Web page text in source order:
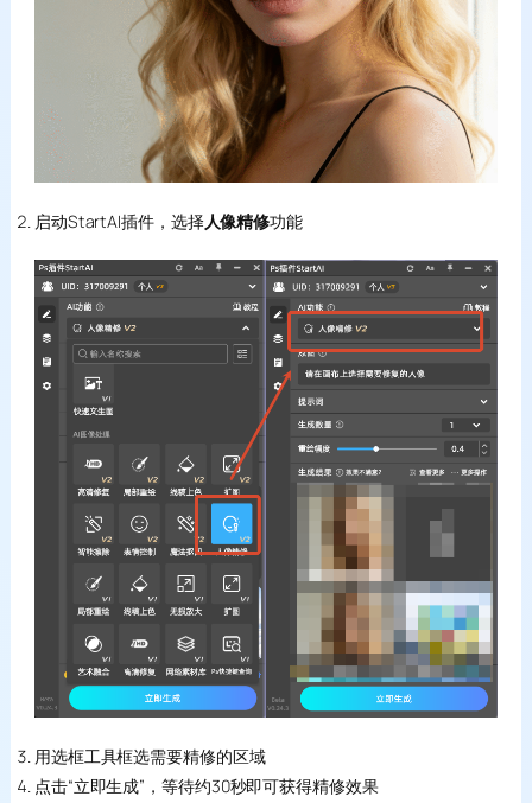
启动StartAI插件，选择人像精修功能
用选框工具框选需要精修的区域
点击“立即生成”，等待约30秒即可获得精修效果